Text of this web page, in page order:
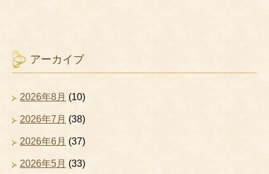
アーカイブ
2026年8月 (10)
2026年7月 (38)
2026年6月 (37)
2026年5月 (33)